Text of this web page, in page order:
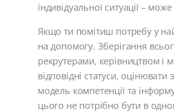
індивідуальної ситуації –
Якщо ти помітиш потребу у
на допомогу. Зберігання
рекрутерами, керівництвом
відповідні статуси,
модель компетенції та
цього не потрібно бути в